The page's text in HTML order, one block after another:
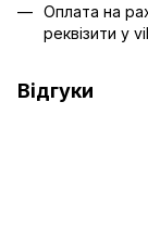
Оплата на
реквізити у
Відгуки